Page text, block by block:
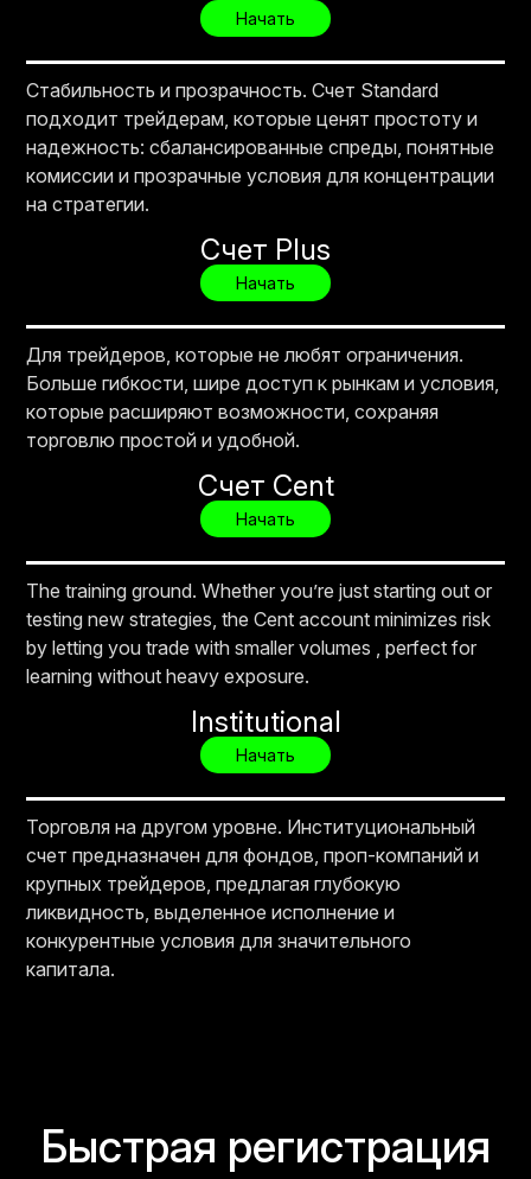
Начать
Стабильность и прозрачность. Счет Standard
подходит трейдерам, которые ценят простоту и
надежность: сбалансированные спреды, понятные
комиссии и прозрачные условия для концентрации
на стратегии.
Счет Plus
Начать
Для трейдеров, которые не любят ограничения.
Больше гибкости, шире доступ к рынкам и условия,
которые расширяют возможности, сохраняя
торговлю простой и удобной.
Счет Cent
Начать
The training ground. Whether you’re just starting out or
testing new strategies, the Cent account minimizes risk
by letting you trade with smaller volumes , perfect for
learning without heavy exposure.
Institutional
Начать
Торговля на другом уровне. Институциональный
счет предназначен для фондов, проп-компаний и
крупных трейдеров, предлагая глубокую
ликвидность, выделенное исполнение и
конкурентные условия для значительного
капитала.
Быстрая регистрация